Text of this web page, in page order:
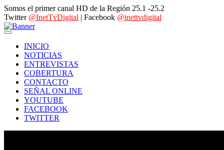
Somos el primer canal HD de la Región 25.1 -25.2
Twitter @InetTvDigital | Facebook @inettvdigital
INICIO
NOTICIAS
ENTREVISTAS
COBERTURA
CONTACTO
SEÑAL ONLINE
YOUTUBE
FACEBOOK
TWITTER